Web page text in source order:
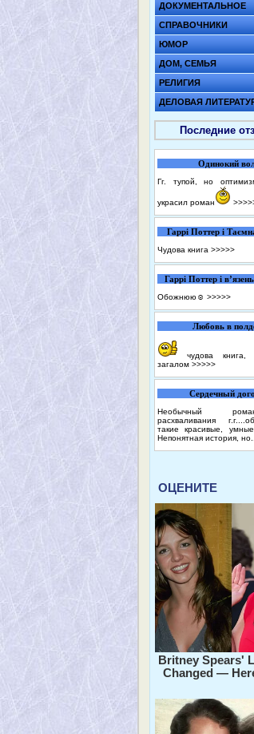
ДОКУМЕНТАЛЬНОЕ
СПРАВОЧНИКИ
ЮМОР
ДОМ, СЕМЬЯ
РЕЛИГИЯ
ДЕЛОВАЯ
Последние
Одинокий
Гг. тупой, но
украсил роман
Гаррі Поттер і
Чудова книга >>>>>
Гаррі Поттер і
Обожнюю☺️ >>>>>
Любовь в
чудова книга,
загалом >>>>>
Сердечный
Необычный
расхваливания
такие красивые,
Непонятная история,
ОЦЕНИТЕ
Britney Spears'
Changed —